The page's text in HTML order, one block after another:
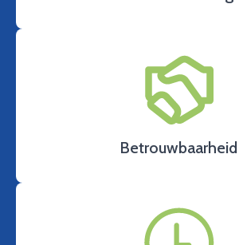
Betrouwbaarheid